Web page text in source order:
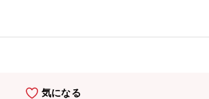
気になる